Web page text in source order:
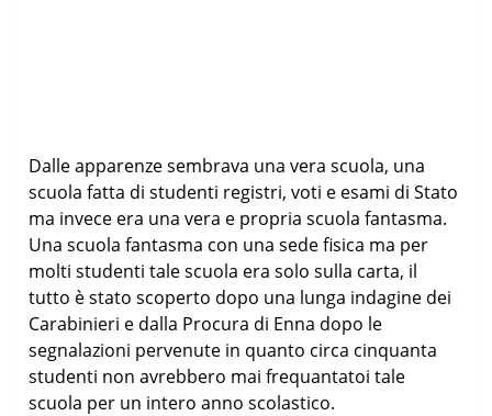
Dalle apparenze sembrava una vera scuola, una
scuola fatta di studenti registri, voti e esami di Stato
ma invece era una vera e propria scuola fantasma.
Una scuola fantasma con una sede fisica ma per
molti studenti tale scuola era solo sulla carta, il
tutto è stato scoperto dopo una lunga indagine dei
Carabinieri e dalla Procura di Enna dopo le
segnalazioni pervenute in quanto circa cinquanta
studenti non avrebbero mai frequantatoi tale
scuola per un intero anno scolastico.